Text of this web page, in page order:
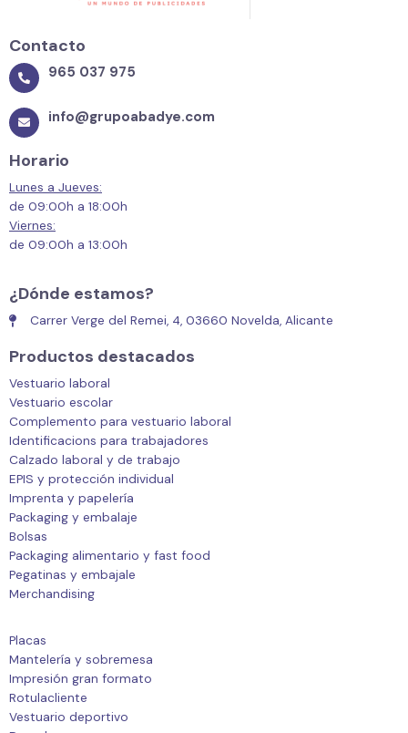
Contacto
965 037 975
info@grupoabadye.com
Horario
Lunes a Jueves:
de 09:00h a 18:00h
Viernes:
de 09:00h a 13:00h
¿Dónde estamos?
Carrer Verge del Remei, 4, 03660 Novelda, Alicante
Productos destacados
Vestuario laboral
Vestuario escolar
Complemento para vestuario laboral
Identificacions para trabajadores
Calzado laboral y de trabajo
EPIS y protección individual
Imprenta y papelería
Packaging y embalaje
Bolsas
Packaging alimentario y fast food
Pegatinas y embajale
Merchandising
Placas
Mantelería y sobremesa
Impresión gran formato
Rotulacliente
Vestuario deportivo